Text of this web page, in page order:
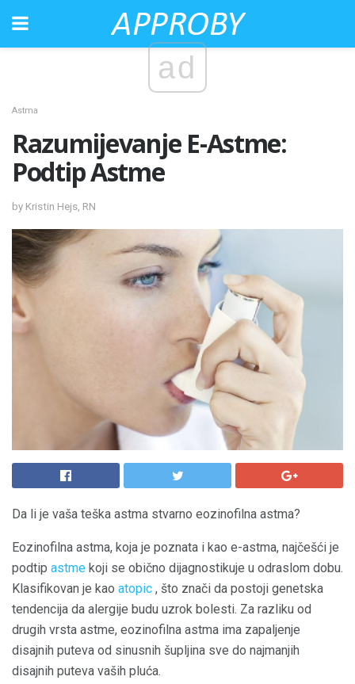
ad
Astma
Razumijevanje E-Astme:
Podtip Astme
by Kristin Hejs, RN
Da li je vaša teška astma stvarno eozinofilna astma?
Eozinofilna astma, koja je poznata i kao e-astma, najčešći je
podtip astme koji se obično dijagnostikuje u odraslom dobu.
Klasifikovan je kao atopic , što znači da postoji genetska
tendencija da alergije budu uzrok bolesti. Za razliku od
drugih vrsta astme, eozinofilna astma ima zapaljenje
disajnih puteva od sinusnih šupljina sve do najmanjih
disajnih puteva vaših pluća.